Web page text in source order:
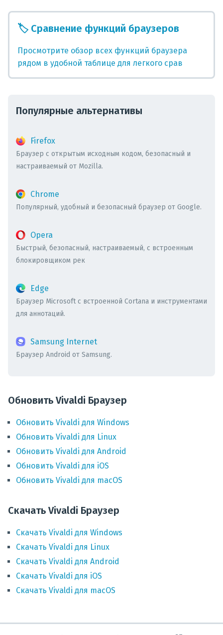
🏷️ Сравнение функций браузеров
Просмотрите обзор всех функций браузера
рядом в удобной таблице для легкого срав
Популярные альтернативы
Firefox
Браузер с открытым исходным кодом, безопасный и
настраиваемый от Mozilla.
Chrome
Популярный, удобный и безопасный браузер от Google.
Opera
Быстрый, безопасный, настраиваемый, с встроенным
блокировщиком рек
Edge
Браузер Microsoft с встроенной Cortana и инструментами
для аннотаций.
Samsung Internet
Браузер Android от Samsung.
Обновить Vivaldi Браузер
Обновить Vivaldi для Windows
Обновить Vivaldi для Linux
Обновить Vivaldi для Android
Обновить Vivaldi для iOS
Обновить Vivaldi для macOS
Скачать Vivaldi Браузер
Скачать Vivaldi для Windows
Скачать Vivaldi для Linux
Скачать Vivaldi для Android
Скачать Vivaldi для iOS
Скачать Vivaldi для macOS